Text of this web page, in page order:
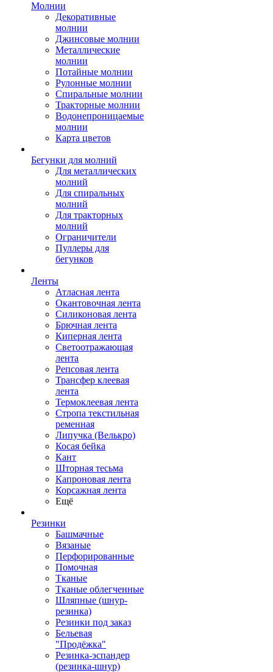
Молнии
Декоративные
молнии
Джинсовые молнии
Металлические
молнии
Потайные молнии
Рулонные молнии
Спиральные молнии
Тракторные молнии
Водонепроницаемые
молнии
Карта цветов
Бегунки для молний
Для металлических
молний
Для спиральных
молний
Для тракторных
молний
Ограничители
Пуллеры для
бегунков
Ленты
Атласная лента
Окантовочная лента
Силиконовая лента
Брючная лента
Киперная лента
Светоотражающая
лента
Репсовая лента
Трансфер клеевая
лента
Термоклеевая лента
Стропа текстильная
ременная
Липучка (Велькро)
Косая бейка
Кант
Шторная тесьма
Капроновая лента
Корсажная лента
Ещё
Резинки
Башмачные
Вязаные
Перфорированные
Помочная
Тканые
Тканые облегченные
Шляпные (шнур-
резинка)
Резинки под заказ
Бельевая
"Продёжка"
Резинка-эспандер
(резинка-шнур)